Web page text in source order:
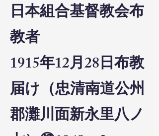
日本組合基督教会布
教者
1915年12月28日布教
届け（忠清南道公州
郡灘川面新永里八ノ